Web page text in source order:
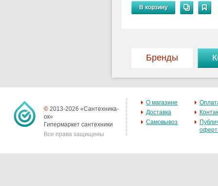
В корзину
Бренды
© 2013-2026 «Сантехника-
ок»
Гипермаркет сантехники
Все права защищены
О магазине
Доставка
Самовывоз